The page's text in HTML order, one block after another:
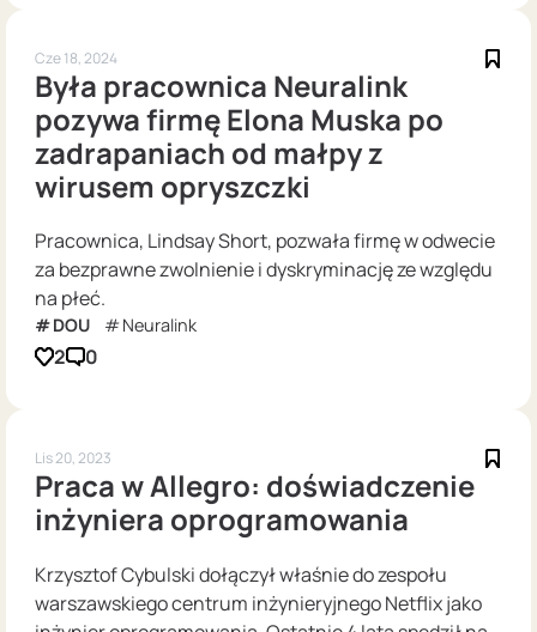
Cze 18, 2024
Była pracownica Neuralink
pozywa firmę Elona Muska po
zadrapaniach od małpy z
wirusem opryszczki
Pracownica, Lindsay Short, pozwała firmę w odwecie
za bezprawne zwolnienie i dyskryminację ze względu
na płeć.
DOU Neuralink
2 0
Lis 20, 2023
Praca w Allegro: doświadczenie
inżyniera oprogramowania
Krzysztof Cybulski dołączył właśnie do zespołu
warszawskiego centrum inżynieryjnego Netflix jako